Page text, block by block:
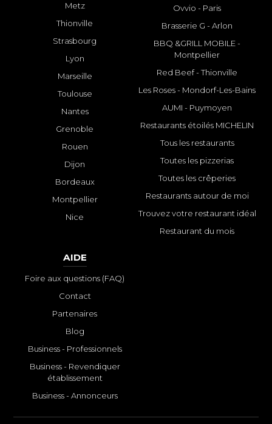
Metz
Thionville
Strasbourg
Lyon
Marseille
Toulouse
Nantes
Grenoble
Rouen
Dijon
Bordeaux
Montpellier
Nice
Ovvio - Paris
Brasserie G - Arlon
BBQ &GRILL MOBILE -
Montpellier
Red Beef - Thionville
Les Roses - Mondorf-Les-Bains
AUMI - Puymoyen
Restaurants étoilés MICHELIN
Tous les restaurants
Toutes les pizzerias
Toutes les crêperies
Restaurants autour de moi
Trouvez votre restaurant idéal
Restaurant du mois
AIDE
Foire aux questions (FAQ)
Contact
Partenaires
Blog
Business - Professionnels
Business - Revendiquer
établissement
Business - Annonceurs